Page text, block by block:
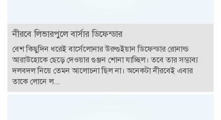
নীরবে লিভারপুলে বার্সার ডিফেন্ডার
বেশ কিছুদিন ধরেই বার্সেলোনার উরুগুইয়ান ডিফেন্ডার রোনাল্ড
আরাউহোকে ছেড়ে দেওয়ার গুঞ্জন শোনা যাচ্ছিল। তবে তার সম্ভাব্য
দলবদল নিয়ে তেমন আলোচনা ছিল না। অনেকটা নীরবেই এবার
তাকে লোনে ল...